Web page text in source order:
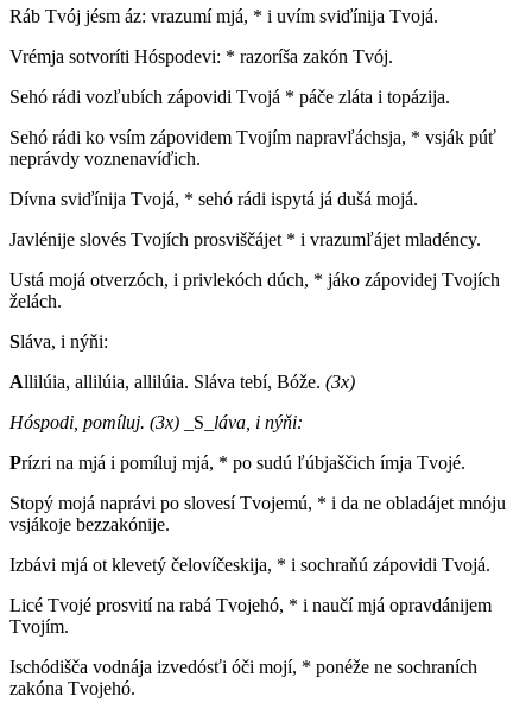
Ráb Tvój jésm áz: vrazumí mjá, * i uvím sviďínija Tvojá.
Vrémja sotvoríti Hóspodevi: * razoríša zakón Tvój.
Sehó rádi vozľubích zápovidi Tvojá * páče zláta i topázija.
Sehó rádi ko vsím zápovidem Tvojím napravľáchsja, * vsják púť
neprávdy voznenavíďich.
Dívna sviďínija Tvojá, * sehó rádi ispytá já dušá mojá.
Javlénije slovés Tvojích prosviščájet * i vrazumľájet mladéncy.
Ustá mojá otverzóch, i privlekóch dúch, * jáko zápovidej Tvojích
želách.
Sláva, i nýňi:
Allilúia, allilúia, allilúia. Sláva tebí, Bóže. (3x)
Hóspodi, pomíluj. (3x) _ S_ láva, i nýňi:
Prízri na mjá i pomíluj mjá, * po sudú ľúbjaščich ímja Tvojé.
Stopý mojá naprávi po slovesí Tvojemú, * i da ne obladájet mnóju
vsjákoje bezzakónije.
Izbávi mjá ot klevetý čelovíčeskija, * i sochraňú zápovidi Tvojá.
Licé Tvojé prosvití na rabá Tvojehó, * i naučí mjá opravdánijem
Tvojím.
Ischódišča vodnája izvedósťi óči mojí, * ponéže ne sochraních
zakóna Tvojehó.